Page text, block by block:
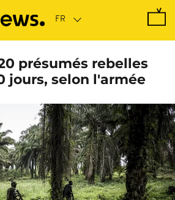
présumés rebelles
jours, selon l'armée